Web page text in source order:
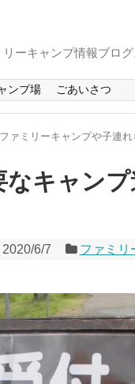
ーキャンプ情報ブロ
ンプ場 ごあいさつ
ファミリーキャンプや子連
キャン
2020/6/7 ファミリ